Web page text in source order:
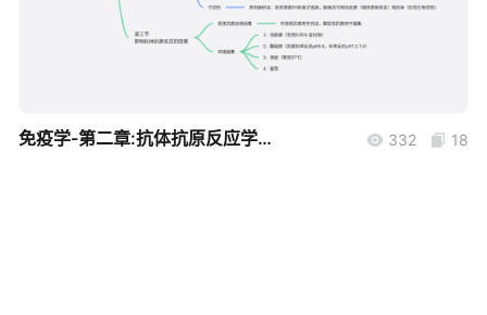
免疫学-第二章:抗体抗原反应学习笔记 332 18